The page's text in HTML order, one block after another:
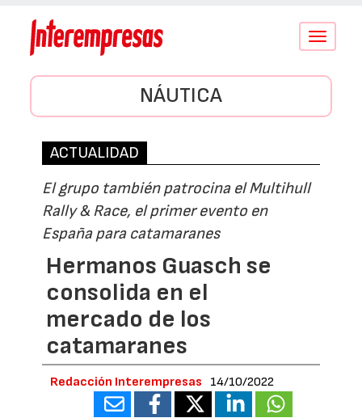
Conmutar
NÁUTICA
ACTUALIDAD
El grupo también patrocina el Multihull
Rally & Race, el primer evento en
España para catamaranes
Hermanos Guasch se
consolida en el
mercado de los
catamaranes
Redacción Interempresas 14/10/2022